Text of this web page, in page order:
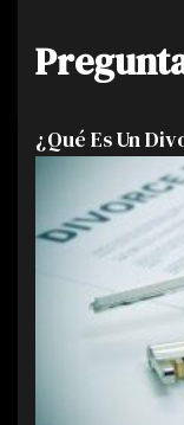
¿Qué Es Un